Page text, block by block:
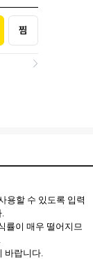
용할 수 있도록 입력
률이 매우 떨어지므
바랍니다.